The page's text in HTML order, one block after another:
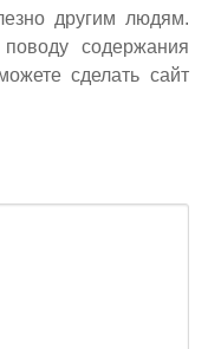
другим людям.
содержания
сделать сайт